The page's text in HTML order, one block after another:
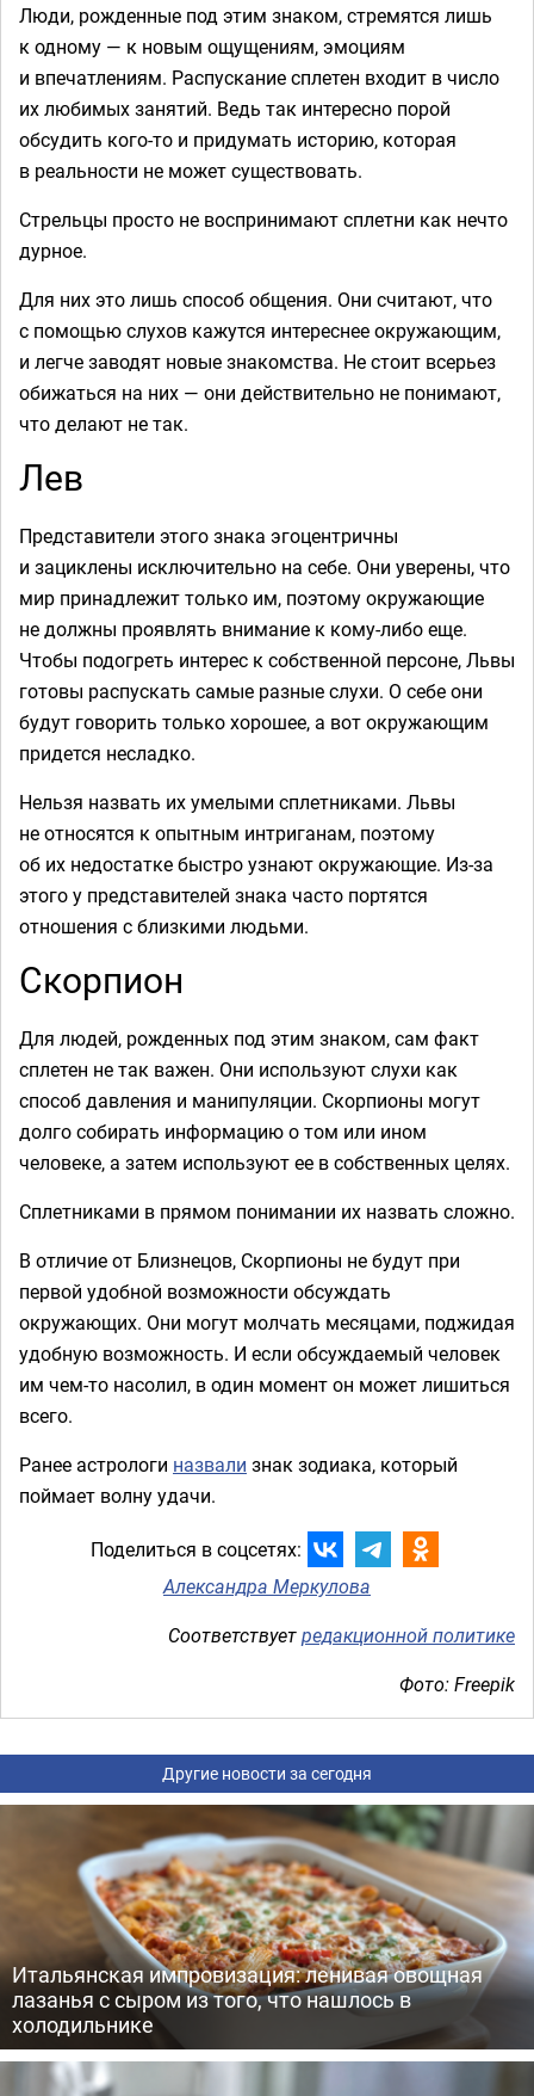
Люди, рожденные под этим знаком, стремятся лишь
к одному — к новым ощущениям, эмоциям
и впечатлениям. Распускание сплетен входит в число
их любимых занятий. Ведь так интересно порой
обсудить кого-то и придумать историю, которая
в реальности не может существовать.
Стрельцы просто не воспринимают сплетни как нечто
дурное.
Для них это лишь способ общения. Они считают, что
с помощью слухов кажутся интереснее окружающим,
и легче заводят новые знакомства. Не стоит всерьез
обижаться на них — они действительно не понимают,
что делают не так.
Лев
Представители этого знака эгоцентричны
и зациклены исключительно на себе. Они уверены, что
мир принадлежит только им, поэтому окружающие
не должны проявлять внимание к кому-либо еще.
Чтобы подогреть интерес к собственной персоне, Львы
готовы распускать самые разные слухи. О себе они
будут говорить только хорошее, а вот окружающим
придется несладко.
Нельзя назвать их умелыми сплетниками. Львы
не относятся к опытным интриганам, поэтому
об их недостатке быстро узнают окружающие. Из-за
этого у представителей знака часто портятся
отношения с близкими людьми.
Скорпион
Для людей, рожденных под этим знаком, сам факт
сплетен не так важен. Они используют слухи как
способ давления и манипуляции. Скорпионы могут
долго собирать информацию о том или ином
человеке, а затем используют ее в собственных целях.
Сплетниками в прямом понимании их назвать сложно.
В отличие от Близнецов, Скорпионы не будут при
первой удобной возможности обсуждать
окружающих. Они могут молчать месяцами, поджидая
удобную возможность. И если обсуждаемый человек
им чем-то насолил, в один момент он может лишиться
всего.
Ранее астрологи назвали знак зодиака, который
поймает волну удачи.
Поделиться в соцсетях:
Александра Меркулова
Соответствуетредакционной политике
Фото: Freepik
Другие новости за сегодня
Итальянская импровизация: ленивая овощная
лазанья с сыром из того, что нашлось в
холодильнике